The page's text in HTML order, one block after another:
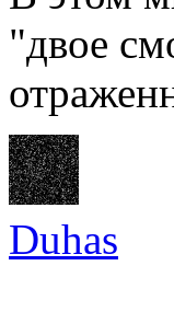
"двое
Duhas